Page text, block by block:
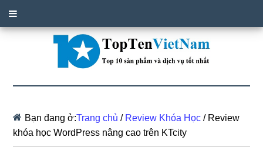
Bạn đang ở:Trang chủ / Review Khóa Học /Review
khóa học WordPress nâng cao trên KTcity